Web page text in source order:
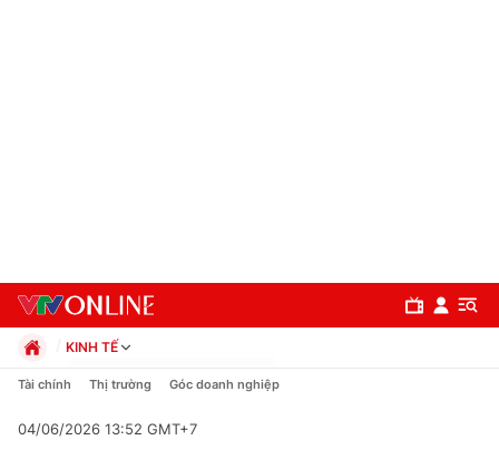
KINH TẾ
Chính trị
Pháp luật
Tài chính Thị trường Góc doanh nghiệp
04/06/2026 13:52 GMT+7